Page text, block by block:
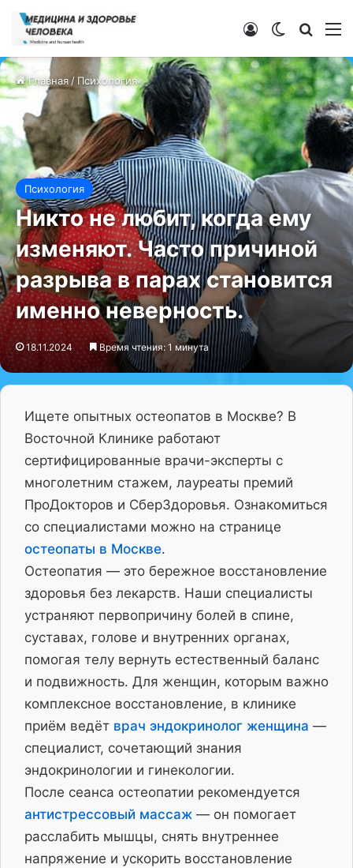
Switch skin
Войти
Главная/Психология
Психология
Никто не любит, когда ему
изменяют. Часто причиной
разрыва в парах становится
именно неверность.
18.11.2024 Время чтения: 1 минута
Ищете опытных остеопатов в Москве? В
Восточной Клинике работают
сертифицированные врачи-эксперты с
многолетним стажем, лауреаты премий
ПроДокторов и СберЗдоровья. Ознакомиться
со специалистами можно на странице
остеопаты в Москве.
Остеопатия — это бережное восстановление
здоровья без лекарств. Наши специалисты
устраняют первопричину болей в спине,
суставах, голове и внутренних органах,
помогая телу вернуть естественный баланс
и подвижность. Для женщин, которым важно
комплексное восстановление, в клинике
приём ведёт врач эндокринолог женщина —
специалист, сочетающий знания
эндокринологии и гинекологии.
После сеанса остеопатии рекомендуется
антистрессовый массаж — он помогает
расслабить мышцы, снять внутреннее
напряжение и ускорить восстановление